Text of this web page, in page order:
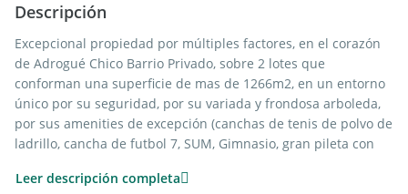
Descripción
Excepcional propiedad por múltiples factores, en el corazón
de Adrogué Chico Barrio Privado, sobre 2 lotes que
conforman una superficie de mas de 1266m2, en un entorno
único por su seguridad, por su variada y frondosa arboleda,
por sus amenities de excepción (canchas de tenis de polvo de
ladrillo, cancha de futbol 7, SUM, Gimnasio, gran pileta con
parquizadas e iluminadas, etc, etc). La propiedad consta de
Leer descripción completa